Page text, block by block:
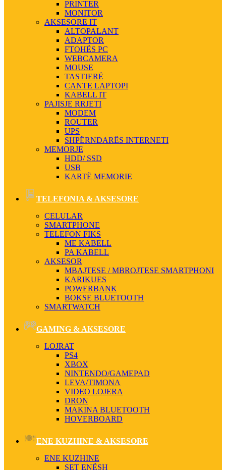
PRINTER
MONITOR
AKSESORE IT
ALTOPALANT
ADAPTOR
FTOHËS PC
WEBCAMERA
MOUSE
TASTJERË
CANTE LAPTOPI
KABELL IT
PAJISJE RRJETI
MODEM
ROUTER
UPS
SHPËRNDARËS INTERNETI
MEMORJE
HDD/ SSD
USB
KARTË MEMORIE
TELEFONIA & AKSESORE
CELULAR
SMARTPHONE
TELEFON FIKS
ME KABELL
PA KABELL
AKSESOR
MBAJTESE / MBROJTESE SMARTPHONI
KARIKUES
POWERBANK
BOKSE BLUETOOTH
SMARTWATCH
GAMING & AKSESORE
LOJRAT
PS4
XBOX
NINTENDO/GAMEPAD
LEVA/TIMONA
VIDEO LOJERA
DRON
MAKINA BLUETOOTH
HOVERBOARD
ENE KUZHINE & AKSESORE
ENE KUZHINE
SET ENËSH